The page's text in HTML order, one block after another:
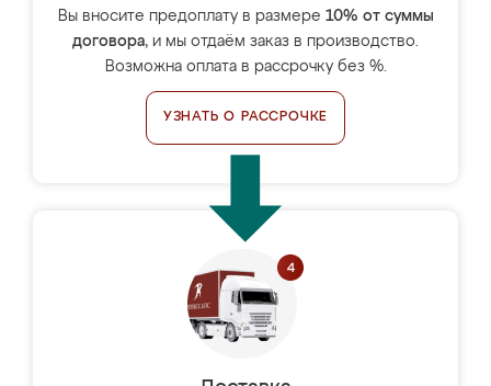
Вы вносите предоплату в размере 10% от суммы
договора, и мы отдаём заказ в производство.
Возможна оплата в рассрочку без %.
УЗНАТЬ О РАССРОЧКЕ